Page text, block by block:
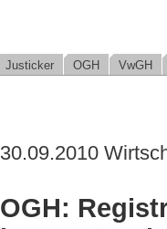
Justicker OGH VwGH
30.09.2010
OGH: